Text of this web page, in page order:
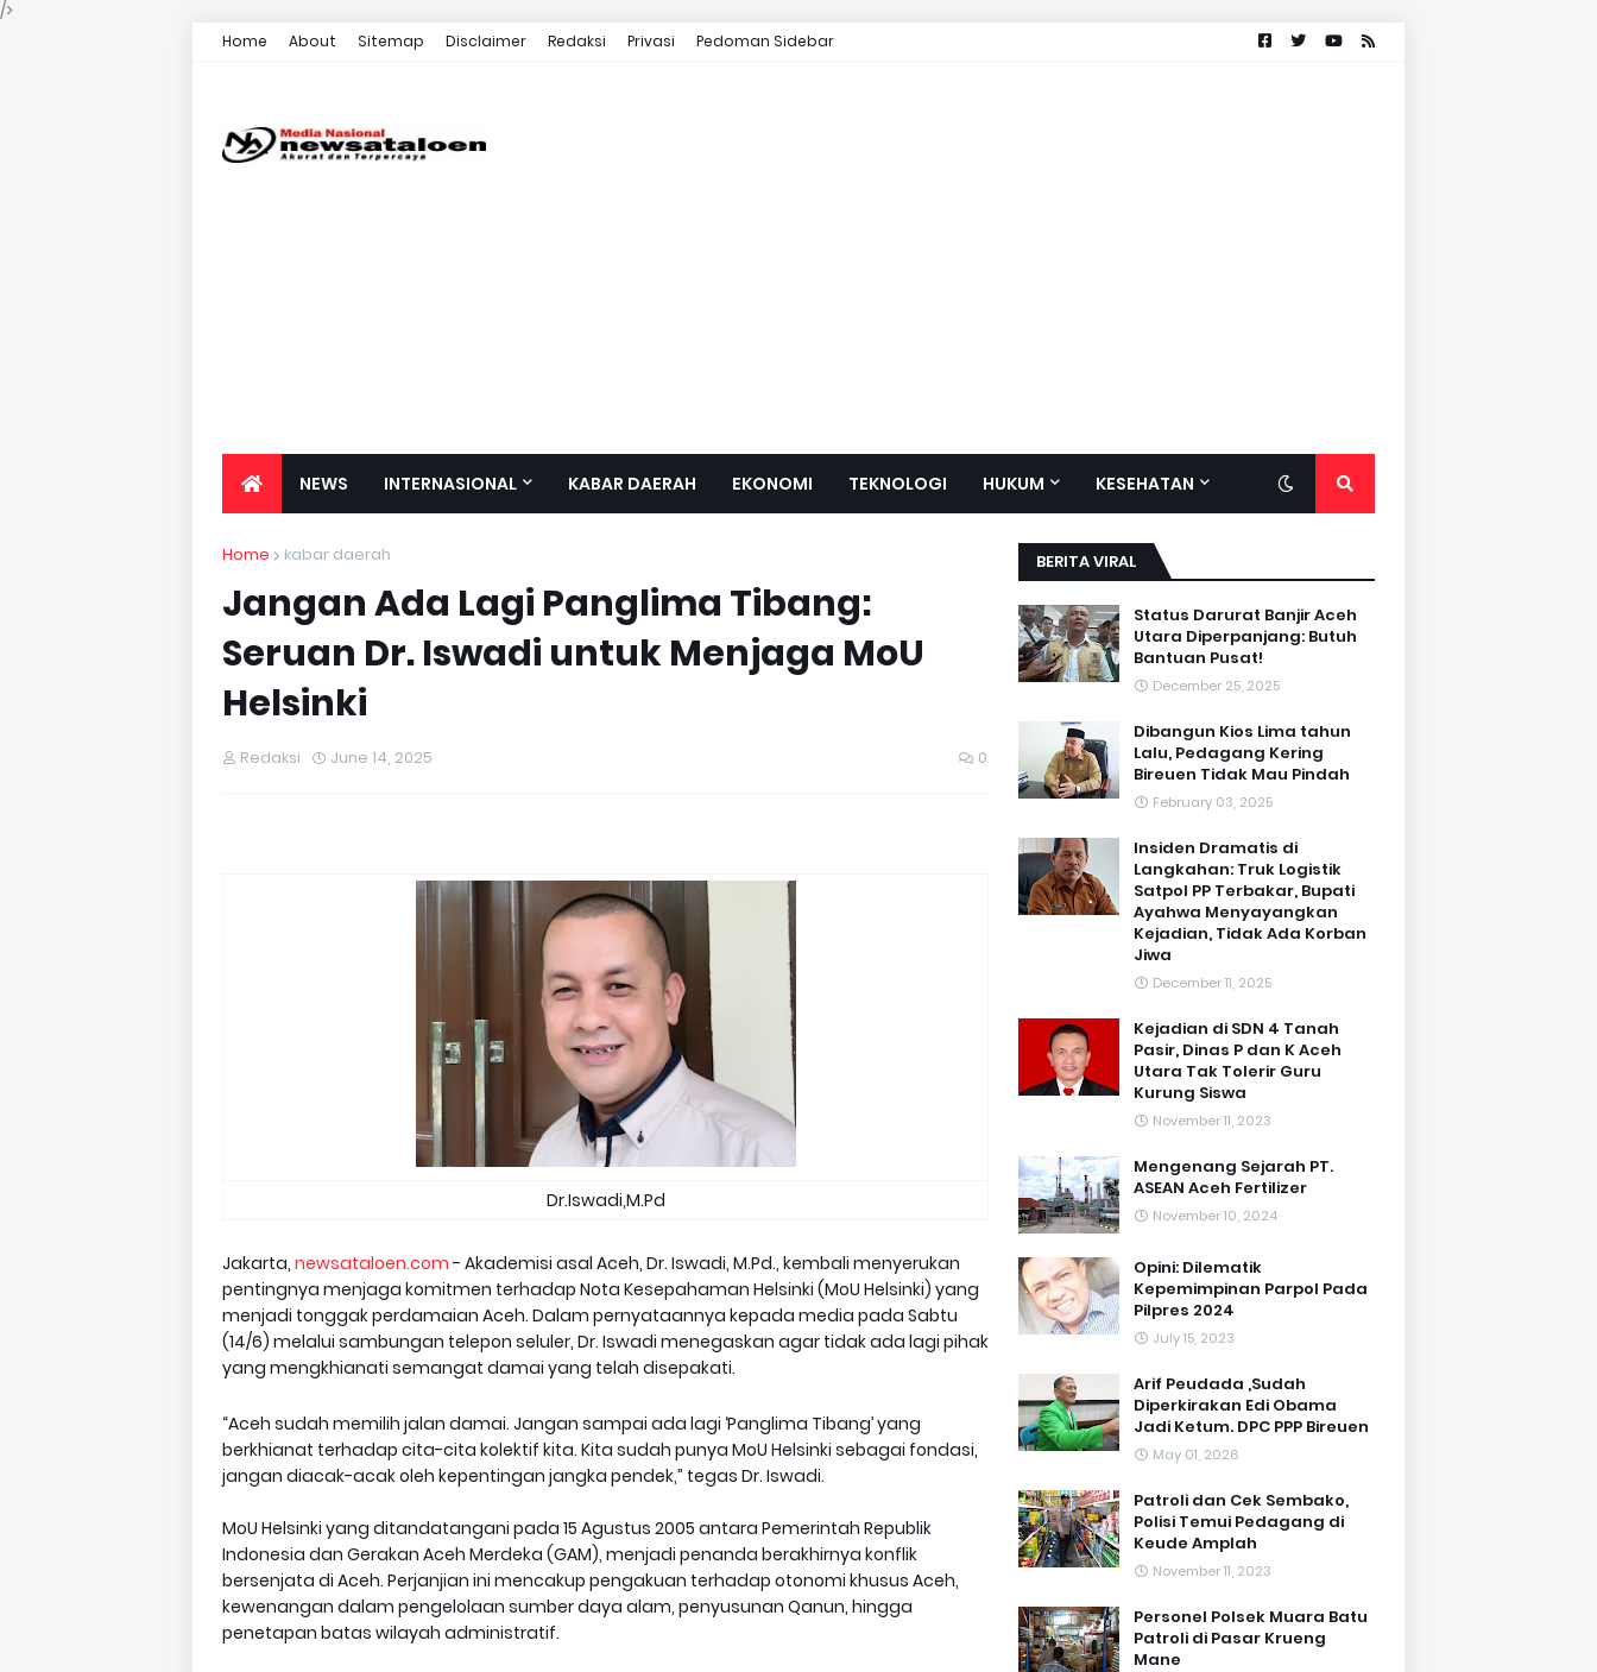
/>
Home About Sitemap Disclaimer Redaksi Privasi Pedoman Sidebar
NEWS INTERNASIONAL KABAR DAERAH EKONOMI TEKNOLOGI HUKUM KESEHATAN
Home kabar daerah
Jangan Ada Lagi Panglima Tibang:
Seruan Dr. Iswadi untuk Menjaga MoU
Helsinki
Redaksi June 14, 2025 0
Dr.Iswadi,M.Pd
Jakarta, newsataloen.com - Akademisi asal Aceh, Dr. Iswadi, M.Pd., kembali menyerukan
pentingnya menjaga komitmen terhadap Nota Kesepahaman Helsinki (MoU Helsinki) yang
menjadi tonggak perdamaian Aceh. Dalam pernyataannya kepada media pada Sabtu
(14/6) melalui sambungan telepon seluler, Dr. Iswadi menegaskan agar tidak ada lagi pihak
yang mengkhianati semangat damai yang telah disepakati.
“Aceh sudah memilih jalan damai. Jangan sampai ada lagi ‘Panglima Tibang’ yang
berkhianat terhadap cita-cita kolektif kita. Kita sudah punya MoU Helsinki sebagai fondasi,
jangan diacak-acak oleh kepentingan jangka pendek,” tegas Dr. Iswadi.
MoU Helsinki yang ditandatangani pada 15 Agustus 2005 antara Pemerintah Republik
Indonesia dan Gerakan Aceh Merdeka (GAM), menjadi penanda berakhirnya konflik
bersenjata di Aceh. Perjanjian ini mencakup pengakuan terhadap otonomi khusus Aceh,
kewenangan dalam pengelolaan sumber daya alam, penyusunan Qanun, hingga
penetapan batas wilayah administratif.
BERITA VIRAL
Status Darurat Banjir Aceh
Utara Diperpanjang: Butuh
Bantuan Pusat!
December 25, 2025
Dibangun Kios Lima tahun
Lalu, Pedagang Kering
Bireuen Tidak Mau Pindah
February 03, 2025
Insiden Dramatis di
Langkahan: Truk Logistik
Satpol PP Terbakar, Bupati
Ayahwa Menyayangkan
Kejadian, Tidak Ada Korban
Jiwa
December 11, 2025
Kejadian di SDN 4 Tanah
Pasir, Dinas P dan K Aceh
Utara Tak Tolerir Guru
Kurung Siswa
November 11, 2023
Mengenang Sejarah PT.
ASEAN Aceh Fertilizer
November 10, 2024
Opini: Dilematik
Kepemimpinan Parpol Pada
Pilpres 2024
July 15, 2023
Arif Peudada ,Sudah
Diperkirakan Edi Obama
Jadi Ketum. DPC PPP Bireuen
May 01, 2026
Patroli dan Cek Sembako,
Polisi Temui Pedagang di
Keude Amplah
November 11, 2023
Personel Polsek Muara Batu
Patroli di Pasar Krueng
Mane